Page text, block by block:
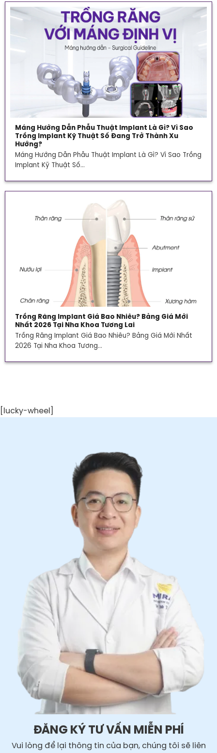
Máng Hướng Dẫn Phẫu Thuật Implant Là Gì? Vì Sao
Trồng Implant Kỹ Thuật Số Đang Trở Thành Xu
Hướng?
Máng Hướng Dẫn Phẫu Thuật Implant Là Gì? Vì Sao Trồng
Implant Kỹ Thuật Số...
Trồng Răng Implant Giá Bao Nhiêu? Bảng Giá Mới
Nhất 2026 Tại Nha Khoa Tương Lai
Trồng Răng Implant Giá Bao Nhiêu? Bảng Giá Mới Nhất
2026 Tại Nha Khoa Tương...
[lucky-wheel]
ĐĂNG KÝ TƯ VẤN MIỄN PHÍ
Vui lòng để lại thông tin của bạn, chúng tôi sẽ liên